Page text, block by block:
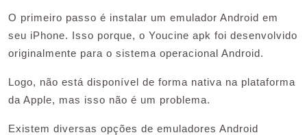
O primeiro passo é instalar um emulador Android em
seu iPhone. Isso porque, o Youcine apk foi desenvolvido
originalmente para o sistema operacional Android.
Logo, não está disponível de forma nativa na plataforma
da Apple, mas isso não é um problema.
Existem diversas opções de emuladores Android